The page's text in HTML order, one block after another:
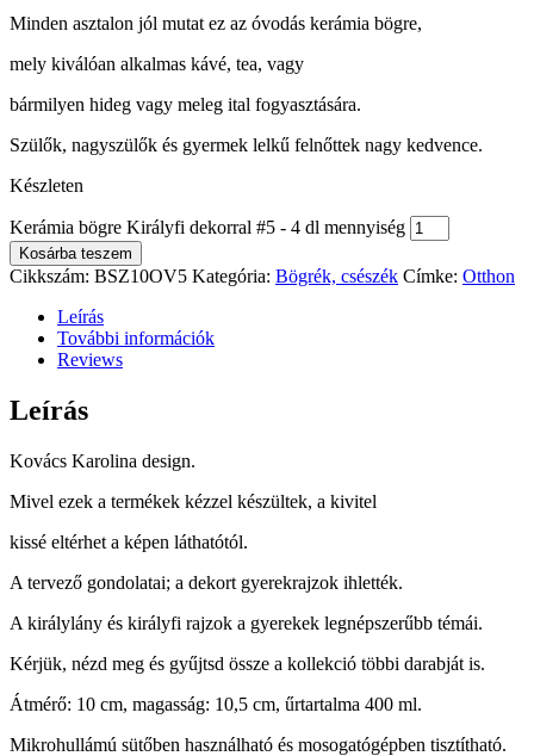
Minden asztalon jól mutat ez az óvodás kerámia bögre,
mely kiválóan alkalmas kávé, tea, vagy
bármilyen hideg vagy meleg ital fogyasztására.
Szülők, nagyszülők és gyermek lelkű felnőttek nagy kedvence.
Készleten
Kerámia bögre Királyfi dekorral #5 - 4 dl mennyiség
Kosárba teszem
Cikkszám: BSZ10OV5 Kategória: Bögrék, csészék Címke: Otthon
Leírás
További információk
Reviews
Leírás
Kovács Karolina design.
Mivel ezek a termékek kézzel készültek, a kivitel
kissé eltérhet a képen láthatótól.
A tervező gondolatai; a dekort gyerekrajzok ihlették.
A királylány és királyfi rajzok a gyerekek legnépszerűbb témái.
Kérjük, nézd meg és gyűjtsd össze a kollekció többi darabját is.
Átmérő: 10 cm, magasság: 10,5 cm, űrtartalma 400 ml.
Mikrohullámú sütőben használható és mosogatógépben tisztítható.